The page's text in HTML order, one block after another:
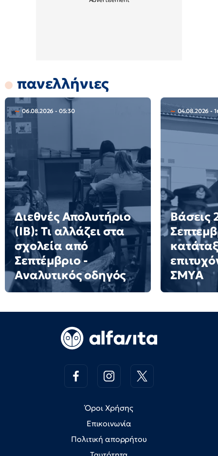
πανελλήνιες
06.08.2026 - 05:30
Διεθνές Απολυτήριο
(IB): Τι αλλάζει στα
σχολεία από
Σεπτέμβριο -
Αναλυτικός οδηγός
04.08.2026 -
Βάσεις
ΣΜΥΑ
Όροι Χρήσης
Επικοινωνία
Πολιτική απορρήτου